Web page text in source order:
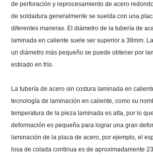
de perforación y reprocesamiento de acero
de soldadura generalmente se suelda con una
diferentes maneras. El diámetro de la tubería de
laminada en caliente suele ser superior a 38mm.
un diámetro más pequeño se puede obtener por
estirado en frío.
La tubería de acero sin costura laminada en
tecnología de laminación en caliente, como su
temperatura de la pieza laminada es alta, por lo
deformación es pequeña para lograr una gran
laminación de la placa de acero, por ejemplo, el
losa de colada continua es de aproximadamente